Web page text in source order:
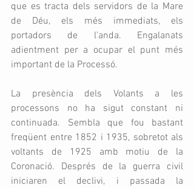
que es tracta dels servidors de la Mare
de Déu, els més immediats, els
portadors de l’anda. Engalanats
adientment per a ocupar el punt més
important de la Processó.
La presència dels Volants a les
processons no ha sigut constant ni
continuada. Sembla que fou bastant
freqüent entre 1852 i 1935, sobretot als
voltants de 1925 amb motiu de la
Coronació. Després de la guerra civil
iniciaren el declivi, i passada la